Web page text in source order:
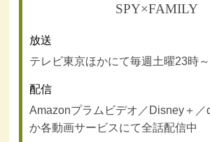
SPY×FAMILY
放送
テレビ東京ほかにて毎週土曜23時
配信
Amazonプラムビデオ／Disney＋／
か各動画サービスにて全話配信中